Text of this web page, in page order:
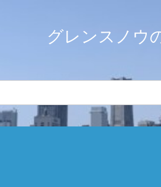
グレンスノウ